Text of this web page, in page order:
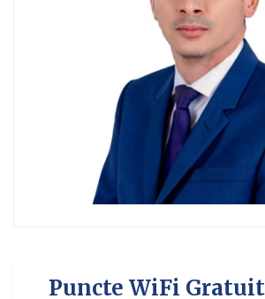
Puncte WiFi Gratuit